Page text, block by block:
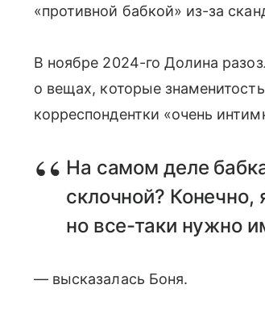
«противной бабкой» из-за
В ноябре 2024-го Долина
о вещах, которые
корреспондентки «очень
На самом деле
склочной? Конечно,
но все-таки нужно
— высказалась Боня.